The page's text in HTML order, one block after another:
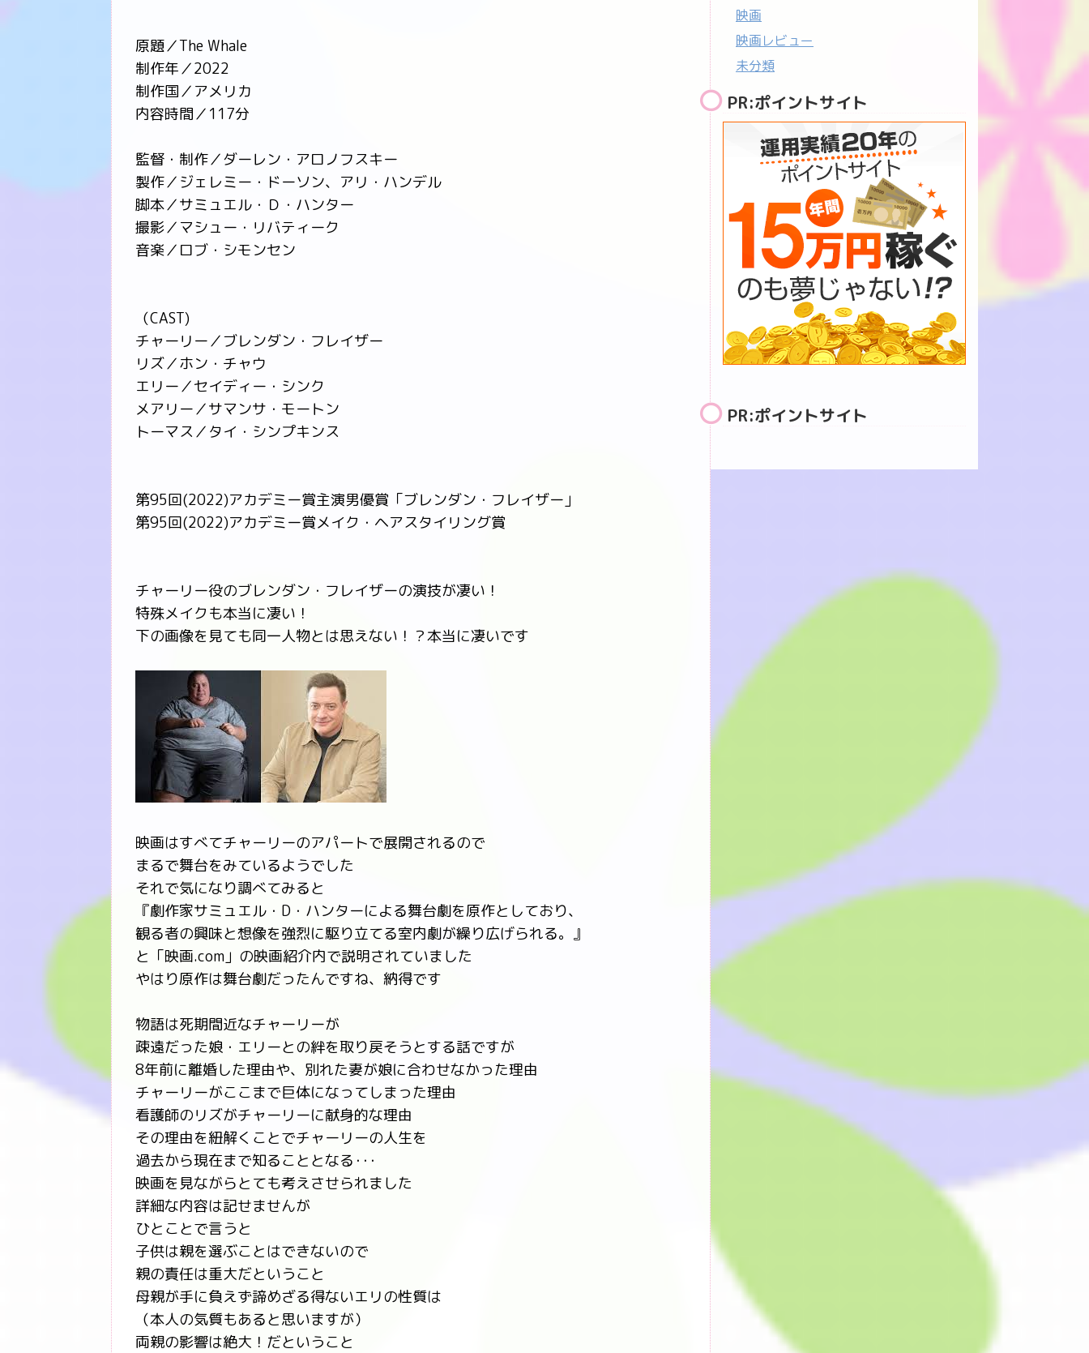
原題／The Whale
制作年／2022
制作国／アメリカ
内容時間／117分
監督・制作／ダーレン・アロノフスキー
製作／ジェレミー・ドーソン、アリ・ハンデル
脚本／サミュエル・Ｄ・ハンター
撮影／マシュー・リバティーク
音楽／ロブ・シモンセン
（CAST)
チャーリー／ブレンダン・フレイザー
リズ／ホン・チャウ
エリー／セイディー・シンク
メアリー／サマンサ・モートン
トーマス／タイ・シンプキンス
第95回(2022)アカデミー賞主演男優賞「ブレンダン・フレイザー」
第95回(2022)アカデミー賞メイク・ヘアスタイリング賞
チャーリー役のブレンダン・フレイザーの演技が凄い！
特殊メイクも本当に凄い！
下の画像を見ても同一人物とは思えない！？本当に凄いです
映画はすべてチャーリーのアパートで展開されるので
まるで舞台をみているようでした
それで気になり調べてみると
『劇作家サミュエル・D・ハンターによる舞台劇を原作としており、
観る者の興味と想像を強烈に駆り立てる室内劇が繰り広げられる。』
と「映画.com」の映画紹介内で説明されていました
やはり原作は舞台劇だったんですね、納得です
物語は死期間近なチャーリーが
疎遠だった娘・エリーとの絆を取り戻そうとする話ですが
8年前に離婚した理由や、別れた妻が娘に合わせなかった理由
チャーリーがここまで巨体になってしまった理由
看護師のリズがチャーリーに献身的な理由
その理由を紐解くことでチャーリーの人生を
過去から現在まで知ることとなる･･･
映画を見ながらとても考えさせられました
詳細な内容は記せませんが
ひとことで言うと
子供は親を選ぶことはできないので
親の責任は重大だということ
母親が手に負えず諦めざる得ないエリの性質は
（本人の気質もあると思いますが）
両親の影響は絶大！だということ
映画
映画レビュー
未分類
PR:ポイントサイト
PR:ポイントサイト